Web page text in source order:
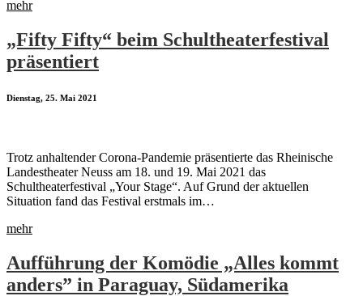
mehr
„Fifty Fifty“ beim Schultheaterfestival
präsentiert
Dienstag, 25. Mai 2021
Trotz anhaltender Corona-Pandemie präsentierte das Rheinische
Landestheater Neuss am 18. und 19. Mai 2021 das
Schultheaterfestival „Your Stage“. Auf Grund der aktuellen
Situation fand das Festival erstmals im…
mehr
Aufführung der Komödie „Alles kommt
anders” in Paraguay, Südamerika